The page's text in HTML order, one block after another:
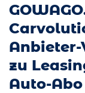
zu
Auto-Abo